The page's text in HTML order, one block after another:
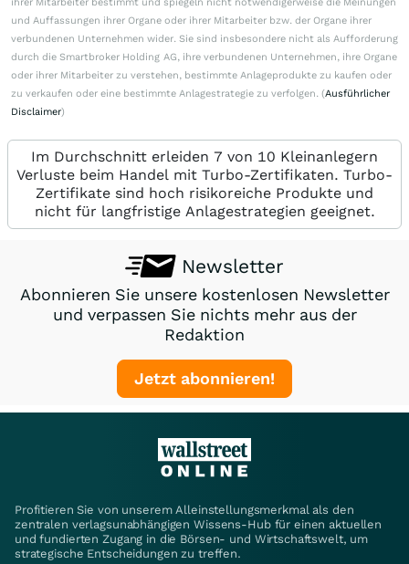
ihrer Mitarbeiter bestimmt und spiegeln nicht notwendigerweise die Meinungen
und Auffassungen ihrer Organe oder ihrer Mitarbeiter bzw. der Organe ihrer
verbundenen Unternehmen wider. Sie sind insbesondere nicht als Aufforderung
durch die Smartbroker Holding AG, ihre verbundenen Unternehmen, ihre Organe
oder ihrer Mitarbeiter zu verstehen, bestimmte Anlageprodukte zu kaufen oder
zu verkaufen oder eine bestimmte Anlagestrategie zu verfolgen. (Ausführlicher
Disclaimer)
Im Durchschnitt erleiden 7 von 10 Kleinanlegern
Verluste beim Handel mit Turbo-Zertifikaten. Turbo-
Zertifikate sind hoch risikoreiche Produkte und
nicht für langfristige Anlagestrategien geeignet.
Newsletter
Abonnieren Sie unsere kostenlosen Newsletter
und verpassen Sie nichts mehr aus der
Redaktion
Jetzt abonnieren!
Profitieren Sie von unserem Alleinstellungsmerkmal als den
zentralen verlagsunabhängigen Wissens-Hub für einen aktuellen
und fundierten Zugang in die Börsen- und Wirtschaftswelt, um
strategische Entscheidungen zu treffen.